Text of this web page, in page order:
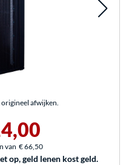
afwijken.
van € 66,50
op, geld lenen kost geld.